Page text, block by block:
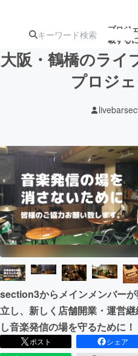
プロジ
載する
ジェクト
アート・写真
テクノロジー・ガジ
映像・映画
ビジネス・起業
まちづくり・地域活
CAMPFIRE for Social
CAMPFIREふるさと納
大阪・鶴橋のライ
プロジ
section3からメインメンバー
立し、新しく店舗開業・運営継
し音楽発信の場を守るために！
ポスト
シェア